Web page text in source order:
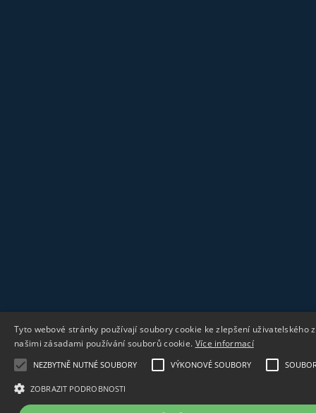
Tyto webové stránky používají soubory cookie ke zlepšení
našimi zásadami používání souborů cookie. Více informací
NEZBYTNĚ NUTNÉ SOUBORY VÝKONOVÉ SOUBORY
ZOBRAZIT PODROBNOSTI